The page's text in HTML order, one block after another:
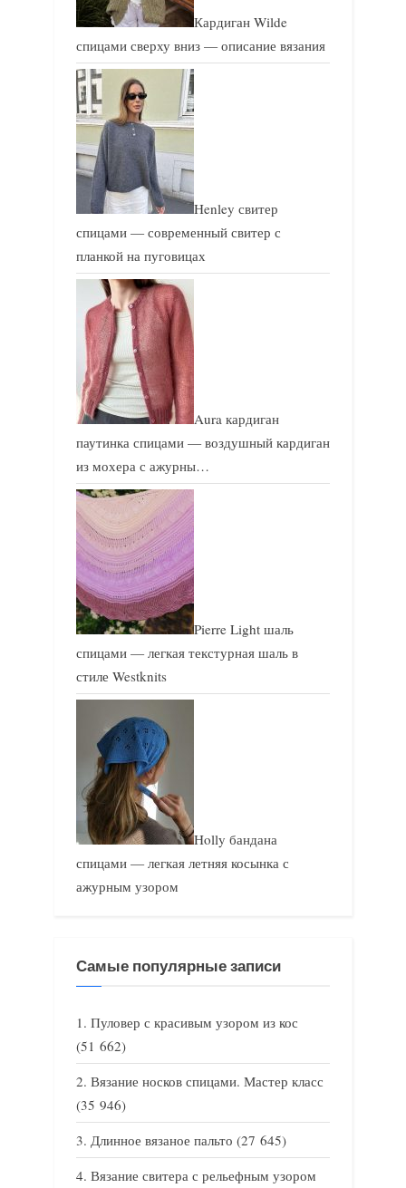
Кардиган Wilde
спицами сверху вниз — описание вязания
Henley свитер
спицами — современный свитер с
планкой на пуговицах
Aura кардиган
паутинка спицами — воздушный кардиган
из мохера с ажурны…
Pierre Light шаль
спицами — легкая текстурная шаль в
стиле Westknits
Holly бандана
спицами — легкая летняя косынка с
ажурным узором
Самые популярные записи
Пуловер с красивым узором из кос
(51 662)
Вязание носков спицами. Мастер класс
(35 946)
Длинное вязаное пальто (27 645)
Вязание свитера с рельефным узором